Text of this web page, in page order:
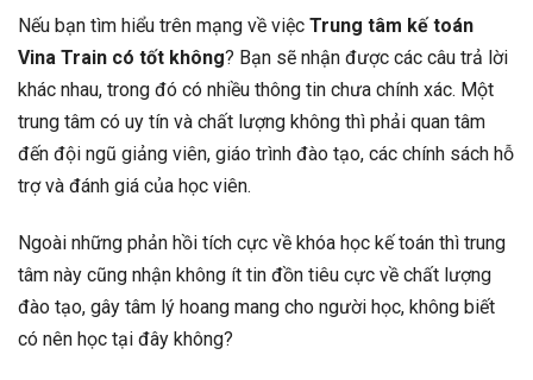
Nếu bạn tìm hiểu trên mạng về việc Trung tâm kế toán
Vina Train có tốt không? Bạn sẽ nhận được các câu trả lời
khác nhau, trong đó có nhiều thông tin chưa chính xác. Một
trung tâm có uy tín và chất lượng không thì phải quan tâm
đến đội ngũ giảng viên, giáo trình đào tạo, các chính sách hỗ
trợ và đánh giá của học viên.
Ngoài những phản hồi tích cực về khóa học kế toán thì trung
tâm này cũng nhận không ít tin đồn tiêu cực về chất lượng
đào tạo, gây tâm lý hoang mang cho người học, không biết
có nên học tại đây không?